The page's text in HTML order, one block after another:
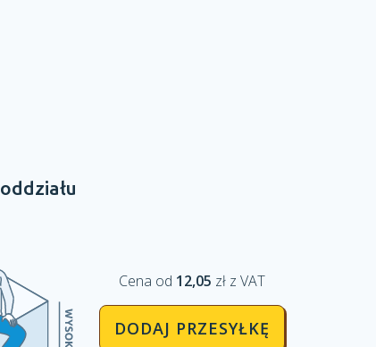
Cena od 12,05 zł z VAT
DODAJ PRZESYŁKĘ